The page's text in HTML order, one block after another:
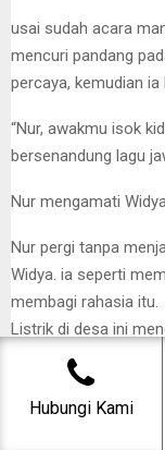
usai sudah acara
mencuri pandang
percaya, kemudian ia
“Nur, awakmu isok
bersenandung lagu
Nur mengamati
Nur pergi tanpa
Widya. ia seperti
membagi rahasia itu.
Listrik di desa ini
menunjukkan pukul
petromak, Nur
yang masih
Hubungi Kami